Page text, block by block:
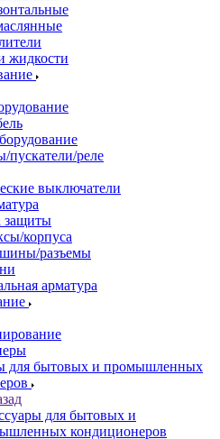
жидкости
пускатели/реле
выключатели
защиты
корпуса
разъемы
арматура
для бытовых и промышленных
для бытовых и
кондиционеров